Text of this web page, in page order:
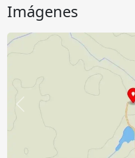
Imágenes
Anterior